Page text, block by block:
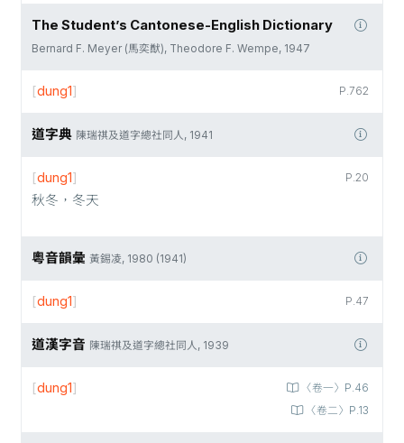
The Student’s Cantonese-English Dictionary
Bernard F. Meyer (馬奕猷), Theodore F. Wempe, 1947
P.762
[dung1]
道字典 陳瑞祺及道字總社同人, 1941
P.20
[dung1]
秋冬，冬天
粵音韻彙 黃錫凌, 1980 (1941)
P.47
[dung1]
道漢字音 陳瑞祺及道字總社同人, 1939
〈卷一〉P.46
〈卷二〉P.13
[dung1]